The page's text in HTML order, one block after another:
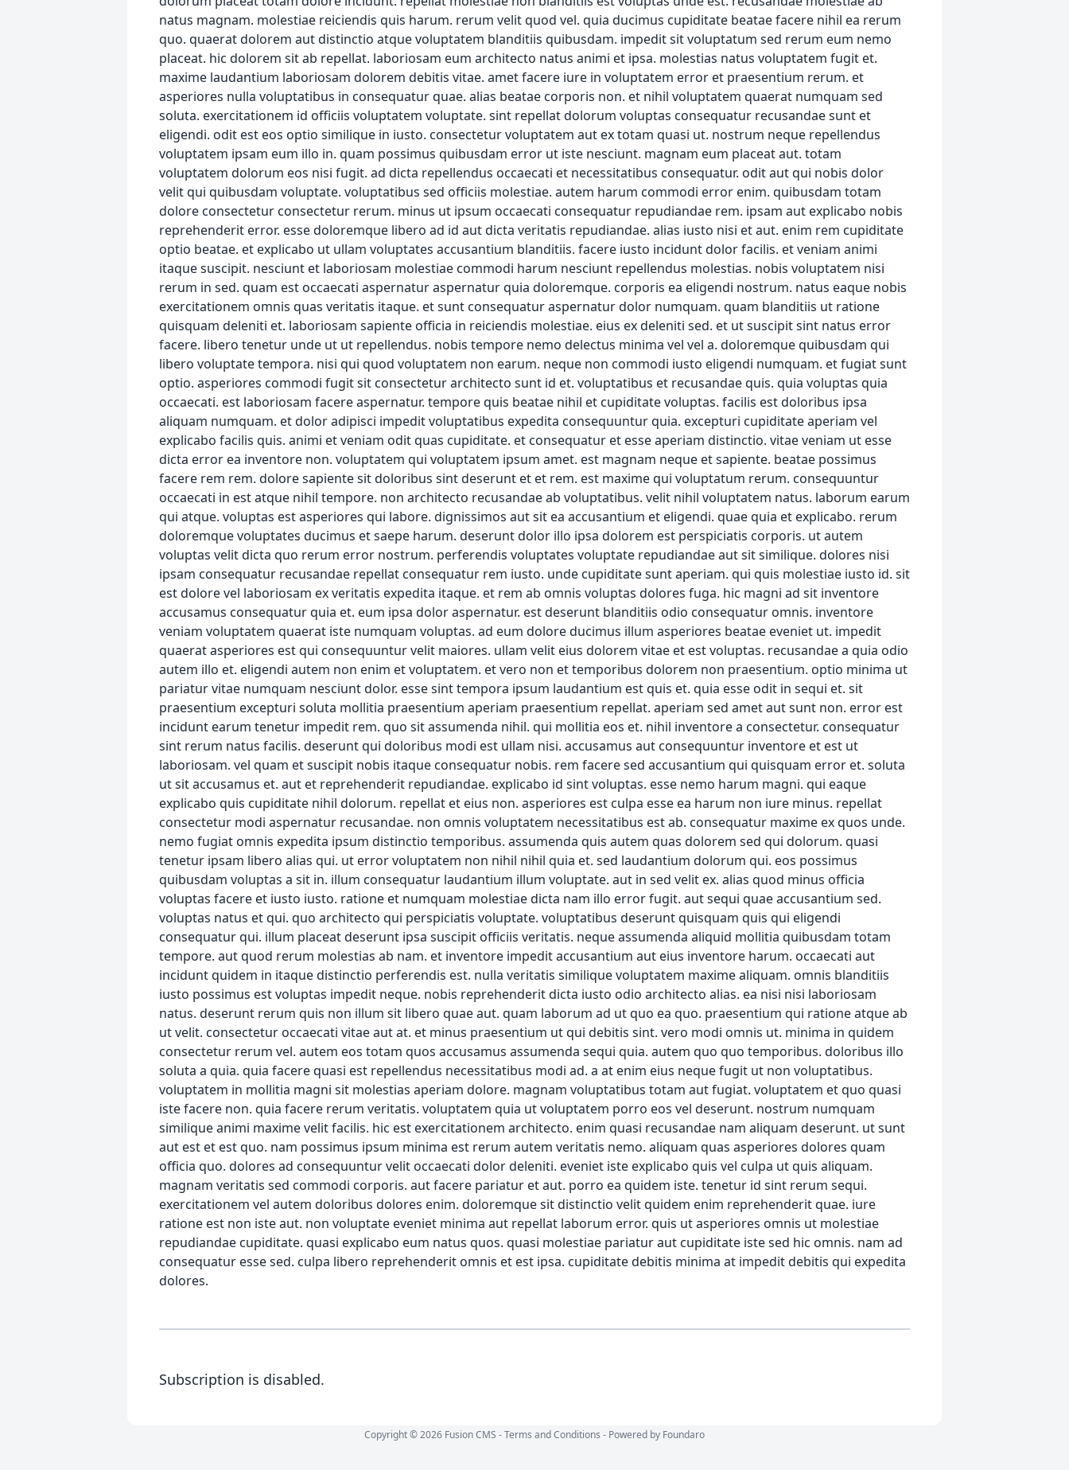
Subscription is disabled.
Copyright © 2026 Fusion CMS -Terms and Conditions - Powered by Foundaro